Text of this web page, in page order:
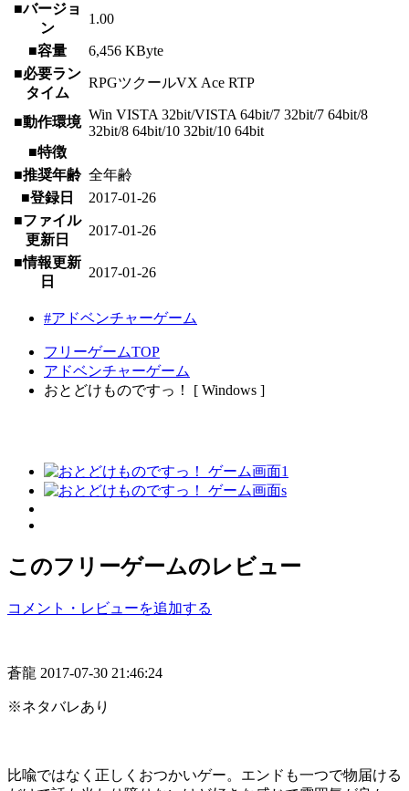
■バージョ
ン
1.00
■容量
6,456 KByte
■必要ラン
タイム
RPGツクールVX Ace RTP
■動作環境 Win VISTA 32bit/VISTA 64bit/7 32bit/7 64bit/8
32bit/8 64bit/10 32bit/10 64bit
■特徴
■推奨年齢 全年齢
■登録日
2017-01-26
■ファイル
更新日
2017-01-26
■情報更新
日
2017-01-26
#アドベンチャーゲーム
フリーゲームTOP
アドベンチャーゲーム
おとどけものですっ！ [ Windows ]
このフリーゲームのレビュー
コメント・レビューを追加する
蒼龍 2017-07-30 21:46:24
※ネタバレあり
比喩ではなく正しくおつかいゲー。エンドも一つで物届ける